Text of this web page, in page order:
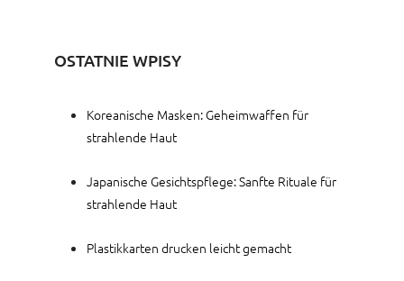
OSTATNIE WPISY
Koreanische Masken: Geheimwaffen für
strahlende Haut
Japanische Gesichtspflege: Sanfte Rituale für
strahlende Haut
Plastikkarten drucken leicht gemacht